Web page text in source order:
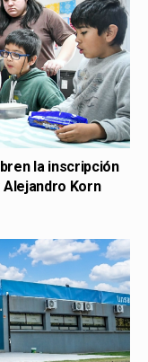
la inscripción
Korn